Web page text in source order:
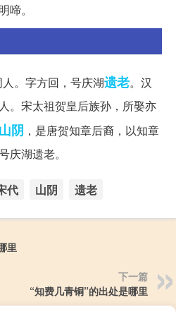
啼。
。字方回，号庆湖遗老。汉
。宋太祖贺皇后族孙，所娶亦
山阴 ，是唐贺知章后裔，以知章
庆湖遗老。
代 山阴 遗老
里
下一篇
“知费几青铜”的出处是哪里